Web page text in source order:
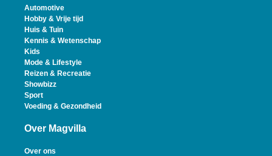
Automotive
Hobby & Vrije tijd
Huis & Tuin
Kennis & Wetenschap
Kids
Mode & Lifestyle
Reizen & Recreatie
Showbizz
Sport
Voeding & Gezondheid
Over Magvilla
Over ons